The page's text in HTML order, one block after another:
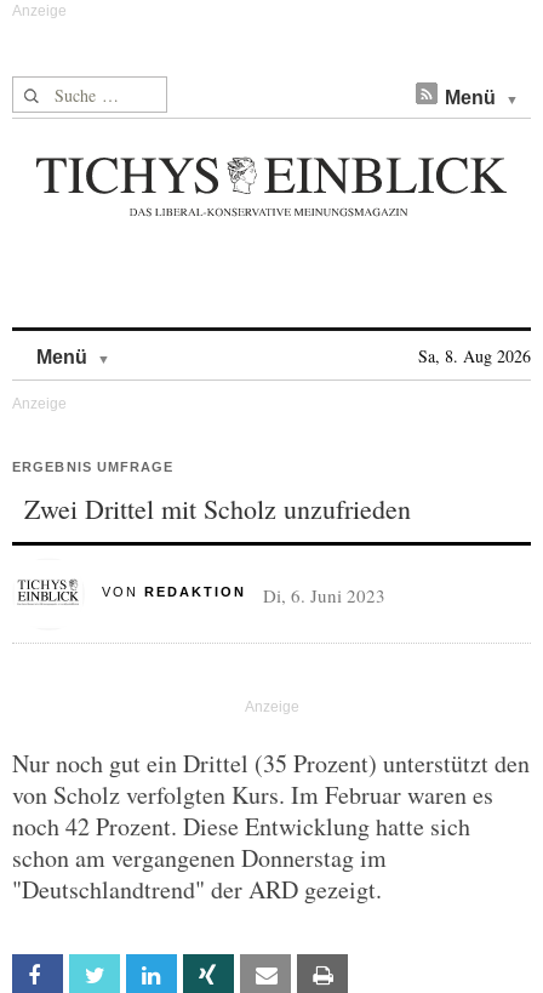
Suche nach: Menü
Menü Sa, 8. Aug 2026
ERGEBNIS UMFRAGE
Zwei Drittel mit Scholz unzufrieden
VON REDAKTION Di, 6. Juni 2023
Nur noch gut ein Drittel (35 Prozent) unterstützt den
von Scholz verfolgten Kurs. Im Februar waren es
noch 42 Prozent. Diese Entwicklung hatte sich
schon am vergangenen Donnerstag im
"Deutschlandtrend" der ARD gezeigt.
Facebook Twitter Linkedin Xing Email